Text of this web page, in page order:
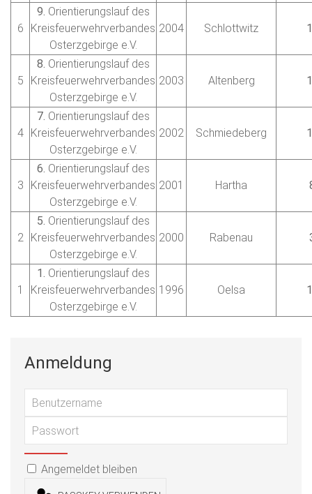
6
9. Orientierungslauf des
Kreisfeuerwehrverbandes
Osterzgebirge e.V.
2004 Schlottwitz
5
8. Orientierungslauf des
Kreisfeuerwehrverbandes
Osterzgebirge e.V.
2003 Altenberg
4
7. Orientierungslauf des
Kreisfeuerwehrverbandes
Osterzgebirge e.V.
2002 Schmiedeberg
3
6. Orientierungslauf des
Kreisfeuerwehrverbandes
Osterzgebirge e.V.
2001 Hartha
2
5. Orientierungslauf des
Kreisfeuerwehrverbandes
Osterzgebirge e.V.
2000 Rabenau
1
1. Orientierungslauf des
Kreisfeuerwehrverbandes
Osterzgebirge e.V.
1996 Oelsa
Anmeldung
Passwort
PASSWORT ANZEIGEN
Angemeldet bleiben